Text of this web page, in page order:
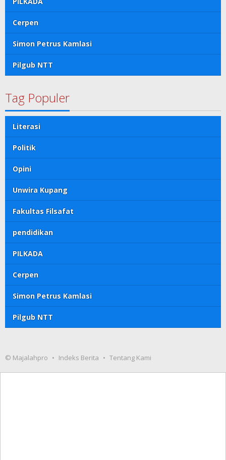
Cerpen
Simon Petrus Kamlasi
Pilgub NTT
Tag Populer
Literasi
Politik
Opini
Unwira Kupang
Fakultas Filsafat
pendidikan
PILKADA
Cerpen
Simon Petrus Kamlasi
Pilgub NTT
© Majalahpro Indeks Berita Tentang Kami